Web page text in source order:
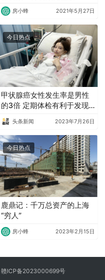
房小蜂 2021年5月27日
今日热点
甲状腺癌女性发生率是男性
的3倍 定期体检有利于发现
头条新闻 2023年7月26日
今日热点
鹿鼎记：千万总资产的上海
“穷人”
房小蜂 2023年2月15日
赣ICP备2023000699号